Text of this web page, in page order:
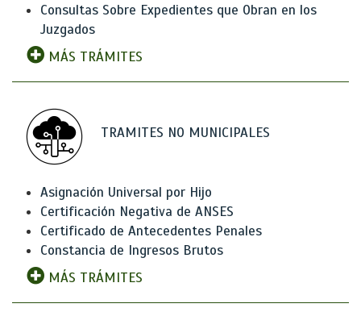
Consultas Sobre Expedientes que Obran en los
Juzgados
MÁS TRÁMITES
TRAMITES NO MUNICIPALES
Asignación Universal por Hijo
Certificación Negativa de ANSES
Certificado de Antecedentes Penales
Constancia de Ingresos Brutos
MÁS TRÁMITES